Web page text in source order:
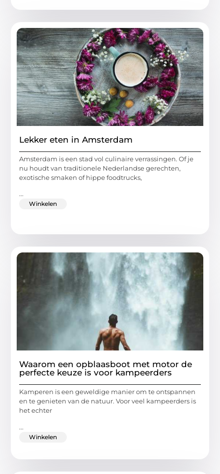
Lekker eten in Amsterdam
Amsterdam is een stad vol culinaire verrassingen. Of je
nu houdt van traditionele Nederlandse gerechten,
exotische smaken of hippe foodtrucks,
...
Winkelen
Waarom een opblaasboot met motor de
perfecte keuze is voor kampeerders
Kamperen is een geweldige manier om te ontspannen
en te genieten van de natuur. Voor veel kampeerders is
het echter
...
Winkelen